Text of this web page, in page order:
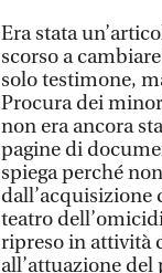
Era stata
scorso a
solo testimone,
Procura dei
non era ancora
pagine di
spiega perché
dall’acquisizione
teatro
ripreso in attività
all’attuazione